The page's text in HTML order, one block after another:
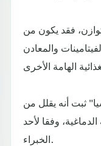
فقد يكون من
والمعادن
"أساسيا" ثبت أنه يقلل من
وفقا لأحد
الخبراء.